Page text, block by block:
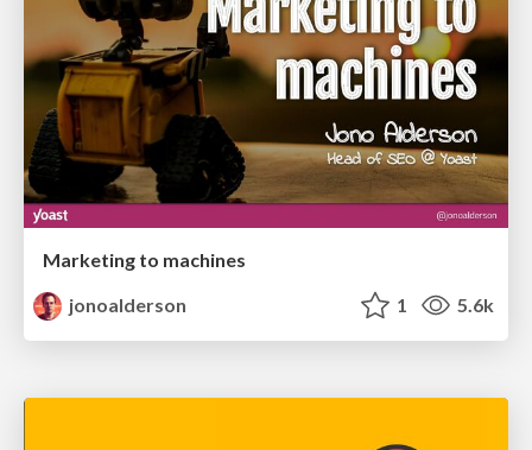
Marketing to machines
jonoalderson
1 5.6k